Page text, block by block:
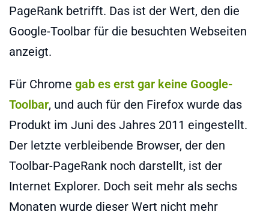
PageRank betrifft. Das ist der Wert, den die
Google-Toolbar für die besuchten Webseiten
anzeigt.
Für Chrome gab es erst gar keine Google-
Toolbar, und auch für den Firefox wurde das
Produkt im Juni des Jahres 2011 eingestellt.
Der letzte verbleibende Browser, der den
Toolbar-PageRank noch darstellt, ist der
Internet Explorer. Doch seit mehr als sechs
Monaten wurde dieser Wert nicht mehr